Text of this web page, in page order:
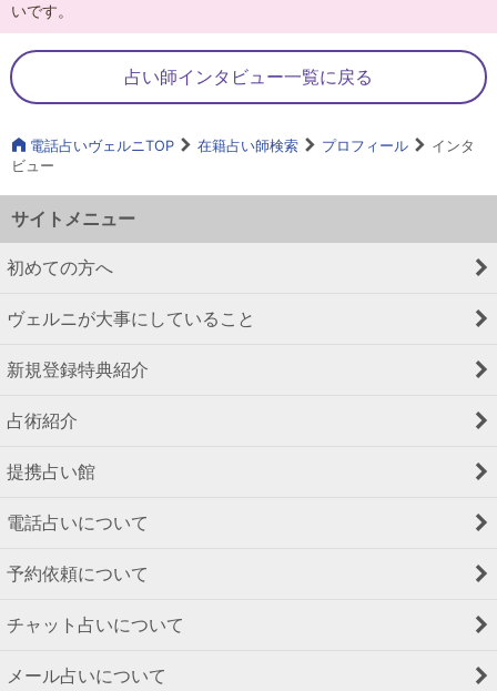
いです。
占い師インタビュー一覧に戻る
電話占いヴェルニTOP 在籍占い師検索 プロフィール
インタ
ビュー
サイトメニュー
初めての方へ
ヴェルニが大事にしていること
新規登録特典紹介
占術紹介
提携占い館
電話占いについて
予約依頼について
チャット占いについて
メール占いについて